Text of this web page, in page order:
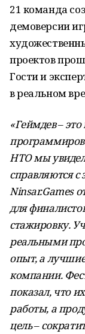
21 команда
демоверсии
проектов
Гости и
в реальном
«Геймдев–это
НТО мы
справляются
Ninsar.Games
для
стажировку.
реальными
опыт, а
компании.
показал, что
работы, а
цель–